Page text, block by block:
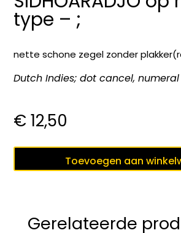
type – ;
nette schone zegel zonder
Dutch Indies; dot cancel,
€ 12,50
Indie,
Toevoegen aan
Gerelateerde